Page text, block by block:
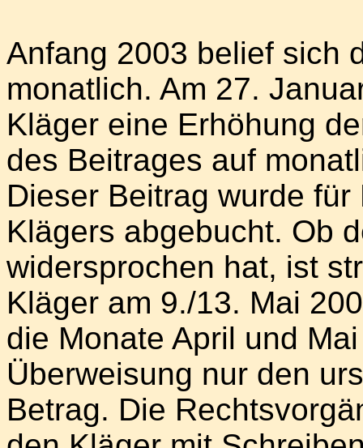
Anfang 2003 belief sich
monatlich. Am 27.
Kläger eine Erhöhung
des Beitrages auf
Dieser Beitrag wurde
Klägers abgebucht. Ob
widersprochen hat, ist
Kläger am 9./13. Mai
die Monate April und
Überweisung nur den
Betrag. Die